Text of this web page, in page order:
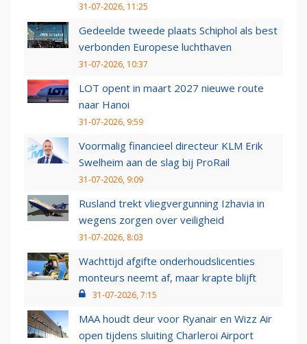
31-07-2026, 11:25
Gedeelde tweede plaats Schiphol als best
verbonden Europese luchthaven
31-07-2026, 10:37
LOT opent in maart 2027 nieuwe route
naar Hanoi
31-07-2026, 9:59
Voormalig financieel directeur KLM Erik
Swelheim aan de slag bij ProRail
31-07-2026, 9:09
Rusland trekt vliegvergunning Izhavia in
wegens zorgen over veiligheid
31-07-2026, 8:03
Wachttijd afgifte onderhoudslicenties
monteurs neemt af, maar krapte blijft
31-07-2026, 7:15
MAA houdt deur voor Ryanair en Wizz Air
open tijdens sluiting Charleroi Airport